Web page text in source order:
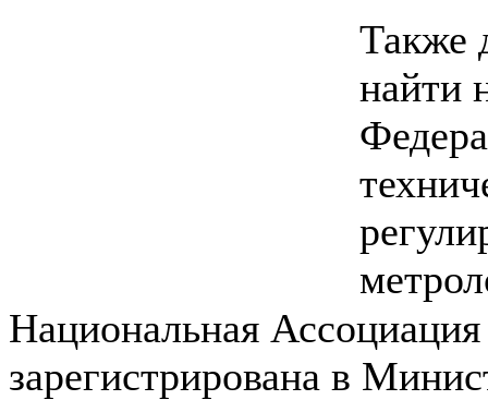
Также
найти
Национальная
зарегистрирована в